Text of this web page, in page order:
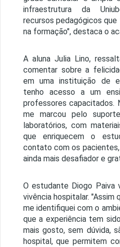
infraestrutura da
recursos pedagógicos
na formação", destaca o
A aluna Julia Lino,
comentar sobre a
em uma instituição de
tenho acesso a um
professores capacitados.
me marcou pelo
laboratórios, com
que enriquecem o
contato com os
ainda mais desafiador e
O estudante Diogo Paiva
vivência hospitalar. "Assim
me identifiquei com o
que a experiência tem
mais gosto, sem dúvida,
hospital, que permitem